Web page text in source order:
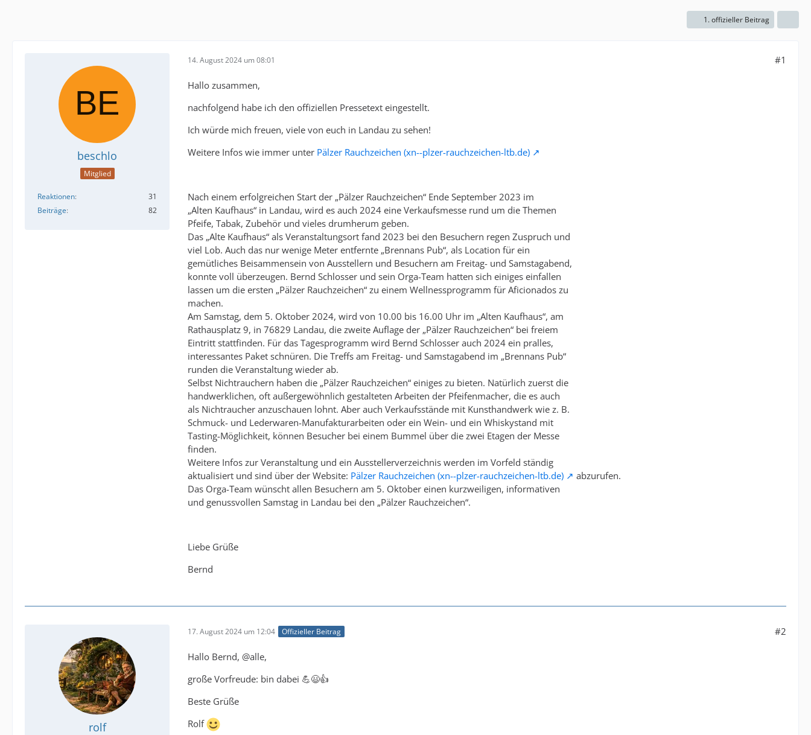
1. offizieller Beitrag
beschlo
Mitglied
Reaktionen
31
Beiträge
82
14. August 2024 um 08:01 #1
Hallo zusammen,
nachfolgend habe ich den offiziellen Pressetext eingestellt.
Ich würde mich freuen, viele von euch in Landau zu sehen!
Weitere Infos wie immer unter Pälzer Rauchzeichen (xn--plzer-rauchzeichen-ltb.de)
Nach einem erfolgreichen Start der „Pälzer Rauchzeichen“ Ende September 2023 im
„Alten Kaufhaus“ in Landau, wird es auch 2024 eine Verkaufsmesse rund um die Themen
Pfeife, Tabak, Zubehör und vieles drumherum geben.
Das „Alte Kaufhaus“ als Veranstaltungsort fand 2023 bei den Besuchern regen Zuspruch und
viel Lob. Auch das nur wenige Meter entfernte „Brennans Pub“, als Location für ein
gemütliches Beisammensein von Ausstellern und Besuchern am Freitag- und Samstagabend,
konnte voll überzeugen. Bernd Schlosser und sein Orga-Team hatten sich einiges einfallen
lassen um die ersten „Pälzer Rauchzeichen“ zu einem Wellnessprogramm für Aficionados zu
machen.
Am Samstag, dem 5. Oktober 2024, wird von 10.00 bis 16.00 Uhr im „Alten Kaufhaus“, am
Rathausplatz 9, in 76829 Landau, die zweite Auflage der „Pälzer Rauchzeichen“ bei freiem
Eintritt stattfinden. Für das Tagesprogramm wird Bernd Schlosser auch 2024 ein pralles,
interessantes Paket schnüren. Die Treffs am Freitag- und Samstagabend im „Brennans Pub“
runden die Veranstaltung wieder ab.
Selbst Nichtrauchern haben die „Pälzer Rauchzeichen“ einiges zu bieten. Natürlich zuerst die
handwerklichen, oft außergewöhnlich gestalteten Arbeiten der Pfeifenmacher, die es auch
als Nichtraucher anzuschauen lohnt. Aber auch Verkaufsstände mit Kunsthandwerk wie z. B.
Schmuck- und Lederwaren-Manufakturarbeiten oder ein Wein- und ein Whiskystand mit
Tasting-Möglichkeit, können Besucher bei einem Bummel über die zwei Etagen der Messe
finden.
Weitere Infos zur Veranstaltung und ein Ausstellerverzeichnis werden im Vorfeld ständig
aktualisiert und sind über der Website: Pälzer Rauchzeichen (xn--plzer-rauchzeichen-ltb.de)
abzurufen.
Das Orga-Team wünscht allen Besuchern am 5. Oktober einen kurzweiligen, informativen
und genussvollen Samstag in Landau bei den „Pälzer Rauchzeichen“.
Liebe Grüße
Bernd
rolf
17. August 2024 um 12:04 Offizieller Beitrag #2
Hallo Bernd, @alle,
große Vorfreude: bin dabei 💪😃👍
Beste Grüße
Rolf